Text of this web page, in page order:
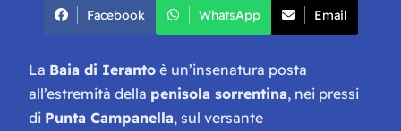
Facebook WhatsApp Email
La Baia di Ieranto è un’insenatura posta
all’estremità della penisola sorrentina, nei pressi
di Punta Campanella, sul versante